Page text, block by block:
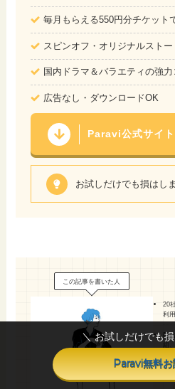
毎月もらえる550円分チケット
スピンオフ・オリジナルスト
国内ドラマ＆バラエティの強
広告なし・ダウンロードOK
Paravi公式サイト
お試しだけでも損はし
この記事を書いた人
20
利
配
組
毎
＼ お試しだけでも
Paravi無料お